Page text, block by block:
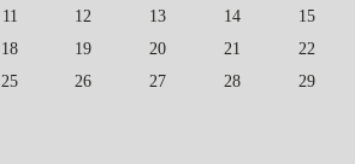
11 12 13 14
15
18 19 20 21
22
25 26 27 28
29